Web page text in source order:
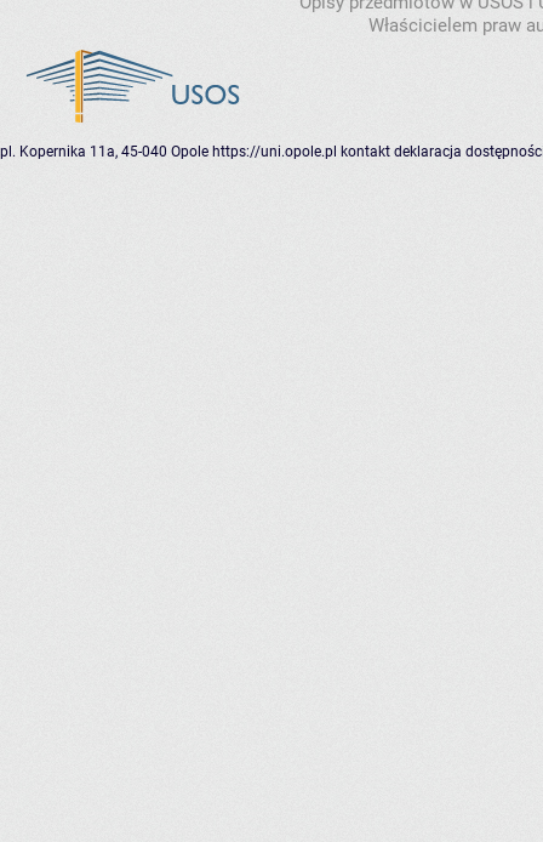
Właścicielem praw
pl. Kopernika 11a, 45-040 Opole https://uni.opole.pl kontakt deklaracja